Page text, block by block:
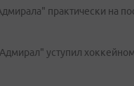
практически на
уступил